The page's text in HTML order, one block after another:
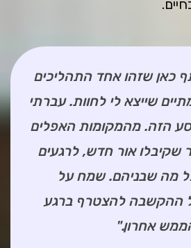
כאן שזהו אחד התהליכים
שייצא לי לחוות. עברתי
הזה. מהמקומות האפלים
שקיבלו אור חדש, לרגעים
מה שבניהם. שמח על
ההקשבה להצטרף ברגע
אחרון."